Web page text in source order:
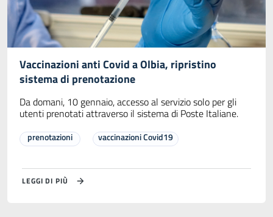
Vaccinazioni anti Covid a Olbia, ripristino
sistema di prenotazione
Da domani, 10 gennaio, accesso al servizio solo per gli
utenti prenotati attraverso il sistema di Poste Italiane.
prenotazioni vaccinazioni Covid19
LEGGI DI PIÙ